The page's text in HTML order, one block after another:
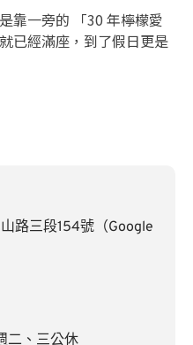
靠一旁的 「30 年檸檬愛
已經滿座，到了假日更是
路三段154號（Google
二、三公休